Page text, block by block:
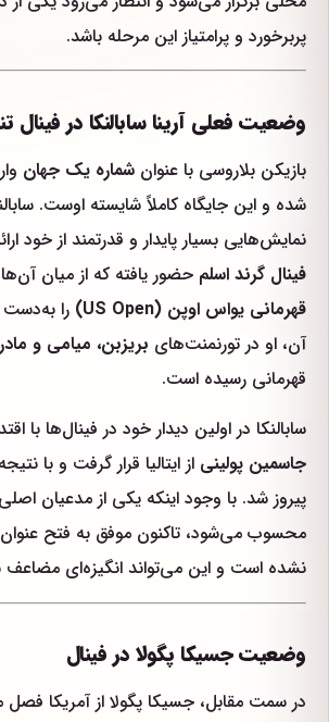
پربرخورد و پرامتیاز این مرحله باشد.
وضعیت فعلی آرینا سابالنکا در فینال
بازیکن بلاروسی با عنوان شماره یک جهان
شده و این جایگاه کاملاً شایسته اوست.
نمایش‌هایی بسیار پایدار و قدرتمند از خود
فینال گرند اسلم حضور یافته که از میان
قهرمانی یو‌اس اوپن (US Open)
را به‌دست
آن، او در تورنمنت‌های بریزبن، میامی و
قهرمانی رسیده است.
سابالنکا در اولین دیدار خود در فینال‌ها با
جاسمین پولینی از ایتالیا قرار گرفت و با نتیجه
پیروز شد. با وجود اینکه یکی از مدعیان
نشده است و این می‌تواند انگیزه‌ای مضاعف
وضعیت جسیکا پگولا در فینال
در سمت مقابل، جسیکا پگولا از آمریکا